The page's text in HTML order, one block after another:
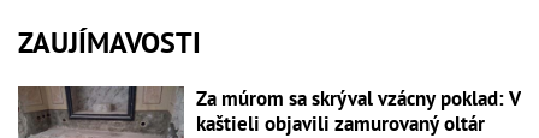
ZAUJÍMAVOSTI
Za múrom sa skrýval vzácny poklad: V
kaštieli objavili zamurovaný oltár